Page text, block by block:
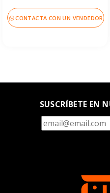
CONTACTA CON UN VENDEDOR
SUSCRÍBETE EN